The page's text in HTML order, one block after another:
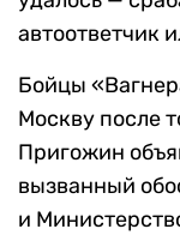
автоответчик
Бойцы
Москву после
Пригожин
вызванный
и